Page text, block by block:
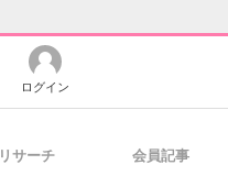
ログイン
リサーチ 会員記事